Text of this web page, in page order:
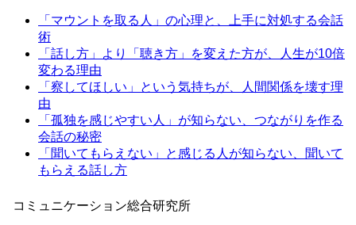
「マウントを取る人」の心理と、上手に対処する会話
術
「話し方」より「聴き方」を変えた方が、人生が10倍
変わる理由
「察してほしい」という気持ちが、人間関係を壊す理
由
「孤独を感じやすい人」が知らない、つながりを作る
会話の秘密
「聞いてもらえない」と感じる人が知らない、聞いて
もらえる話し方
コミュニケーション総合研究所